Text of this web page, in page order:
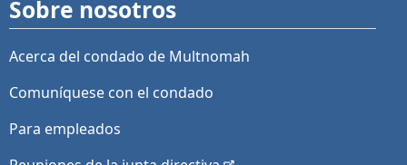
Sobre nosotros
Acerca del condado de Multnomah
Comuníquese con el condado
Para empleados